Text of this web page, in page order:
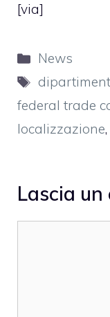
[via]
Categorie
News
Tag
federal trade
localizzazione,
Lascia